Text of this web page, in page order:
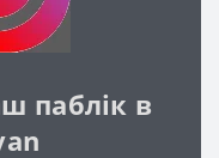
паблік в